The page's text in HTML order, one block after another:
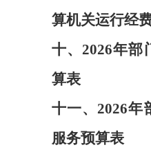
算机关运行经
十、 2026年部
算表
十一、2026年
服务预算表